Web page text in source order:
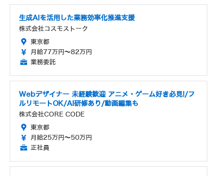
生成AIを活用した業務効率化推進支援
株式会社コスモストーク
東京都
月給77万円～82万円
業務委託
Webデザイナー 未経験歓迎 アニメ・ゲーム好き必見!/フ
ルリモートOK/AI研修あり/動画編集も
株式会社CORE CODE
東京都
月給25万円～50万円
正社員